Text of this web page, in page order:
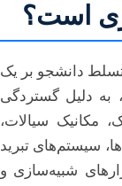
است؟
تسلط دانشجو بر یک
دلیل گستردگی
مکانیک سیالات،
سیستم‌های تبرید
شبیه‌سازی و